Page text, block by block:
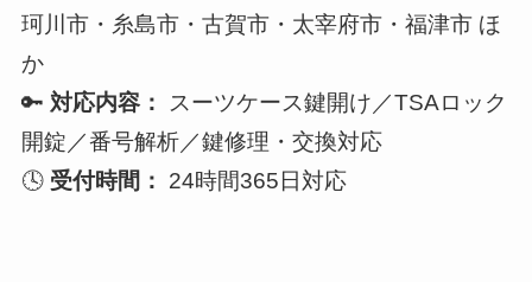
珂川市・糸島市・古賀市・太宰府市・福津市 ほ
か
🔑 対応内容：
スーツケース鍵開け／TSAロック
開錠／番号解析／鍵修理・交換対応
🕓 受付時間： 24時間365日対応